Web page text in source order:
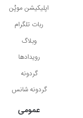
اپلیکیشن موپُن
ربات تلگرام
وبلاگ
رویدادها
گردونه
گردونه شانس
عمومی